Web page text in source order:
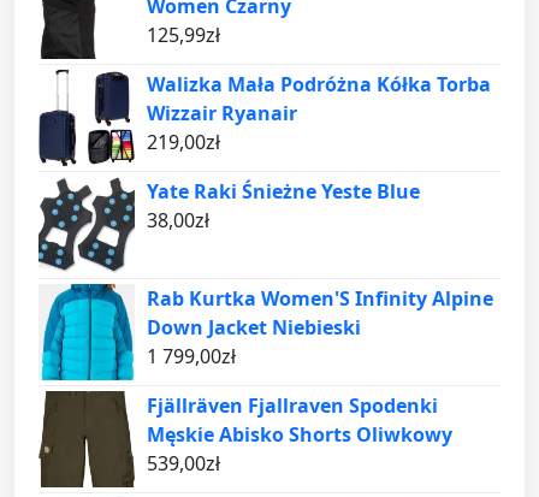
Women Czarny
125,99zł
Walizka Mała Podróżna Kółka Torba
Wizzair Ryanair
219,00zł
Yate Raki Śnieżne Yeste Blue
38,00zł
Rab Kurtka Women'S Infinity Alpine
Down Jacket Niebieski
1 799,00zł
Fjällräven Fjallraven Spodenki
Męskie Abisko Shorts Oliwkowy
539,00zł